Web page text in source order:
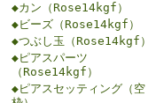
◆カン（Rose14kgf）
◆ビーズ（Rose14kgf）
◆つぶし玉（Rose14kgf）
◆ピアスパーツ
（Rose14kgf）
◆ピアスセッティング（空